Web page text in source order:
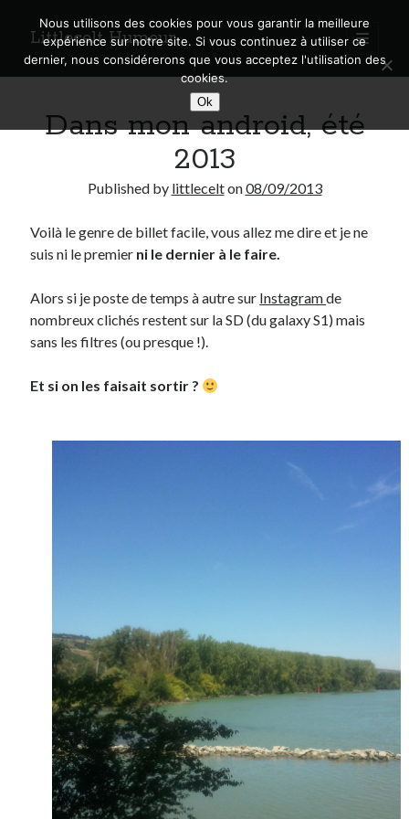
Littlecelt Humeur
open
primary
menu
Sidebar
Search
Derniers articles
Explorez les Chemins Enchantés à Vélo : Aventures Familiales près de
Lyon !
Quel Lyonnais es-tu, Renaud Ducher ?
A quand une véritable place pour le vélo à Caluire dans la Métropole de
Comment je vis ma vie sur un vélo
Commentaires récents
Entretien ménagerdansT’as vu quoi ? #52
dansC’était pas mieux avant… à Lyon
littleceltdansComment j’ai opéré ma vélorution toute personnelle
Anthonydans
Comment j’ai opéré ma vélorution toute personnelle
Renaud Ducherdans Comment j’ai opéré ma vélorution toute
personnelle
Dans mon android, été
2013
Published by littlecelton08/09/2013
Voilà le genre de billet facile, vous allez me dire et je ne
suis ni le premier ni le dernier à le faire.
Alors si je poste de temps à autre sur Instagramde
nombreux clichés restent sur la SD (du galaxy S1) mais
sans les filtres (ou presque !).
Et si on les faisait sortir ?
Nous utilisons des cookies pour vous garantir la meilleure
expérience sur notre site. Si vous continuez à utiliser ce
dernier, nous considérerons que vous acceptez l'utilisation des
cookies.
Ok